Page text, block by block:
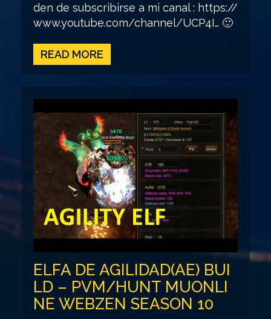
den de subscribirse a mi canal : https://
www.youtube.com/channel/UCP4I… 🙂
READ MORE
ELFA DE AGILIDAD(AE) BUI
LD – PVM/HUNT MUONLI
NE WEBZEN SEASON 10